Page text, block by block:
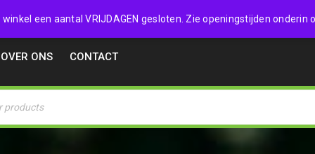
een aantal VRIJDAGEN gesloten. Zie openingstijden
OVER ONS CONTACT